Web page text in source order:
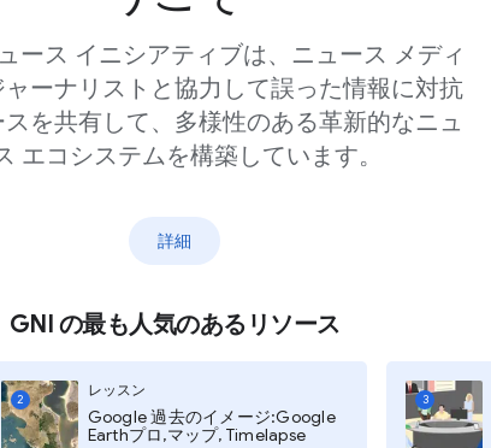
ース イニシアティブは、ニュース メディ
ャーナリストと協力して誤った情報に対抗
スを共有して、多様性のある革新的なニュ
エコシステムを構築しています。
詳細
GNI の最も人気のあるリソース
2
レッスン
Google 過去のイメージ:Google
Earthプロ,マップ, Timelapse
3
検索する他
コンをクリックし